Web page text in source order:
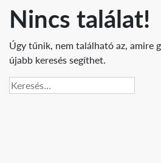
Nincs találat!
Úgy tűnik, nem található az, amire
újabb keresés segíthet.
Keresés: